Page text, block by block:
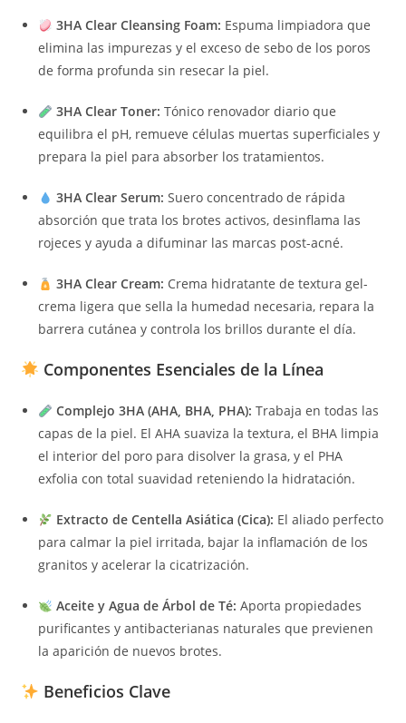
3HA Clear Cleansing Foam: Espuma limpiadora que
elimina las impurezas y el exceso de sebo de los poros
de forma profunda sin resecar la piel.
3HA Clear Toner: Tónico renovador diario que
equilibra el pH, remueve células muertas superficiales y
prepara la piel para absorber los tratamientos.
3HA Clear Serum: Suero concentrado de rápida
absorción que trata los brotes activos, desinflama las
rojeces y ayuda a difuminar las marcas post-acné.
3HA Clear Cream: Crema hidratante de textura gel-
crema ligera que sella la humedad necesaria, repara la
barrera cutánea y controla los brillos durante el día.
Componentes Esenciales de la Línea
Complejo 3HA (AHA, BHA, PHA): Trabaja en todas las
capas de la piel. El AHA suaviza la textura, el BHA limpia
el interior del poro para disolver la grasa, y el PHA
exfolia con total suavidad reteniendo la hidratación.
Extracto de Centella Asiática (Cica): El aliado perfecto
para calmar la piel irritada, bajar la inflamación de los
granitos y acelerar la cicatrización.
Aceite y Agua de Árbol de Té: Aporta propiedades
purificantes y antibacterianas naturales que previenen
la aparición de nuevos brotes.
Beneficios Clave